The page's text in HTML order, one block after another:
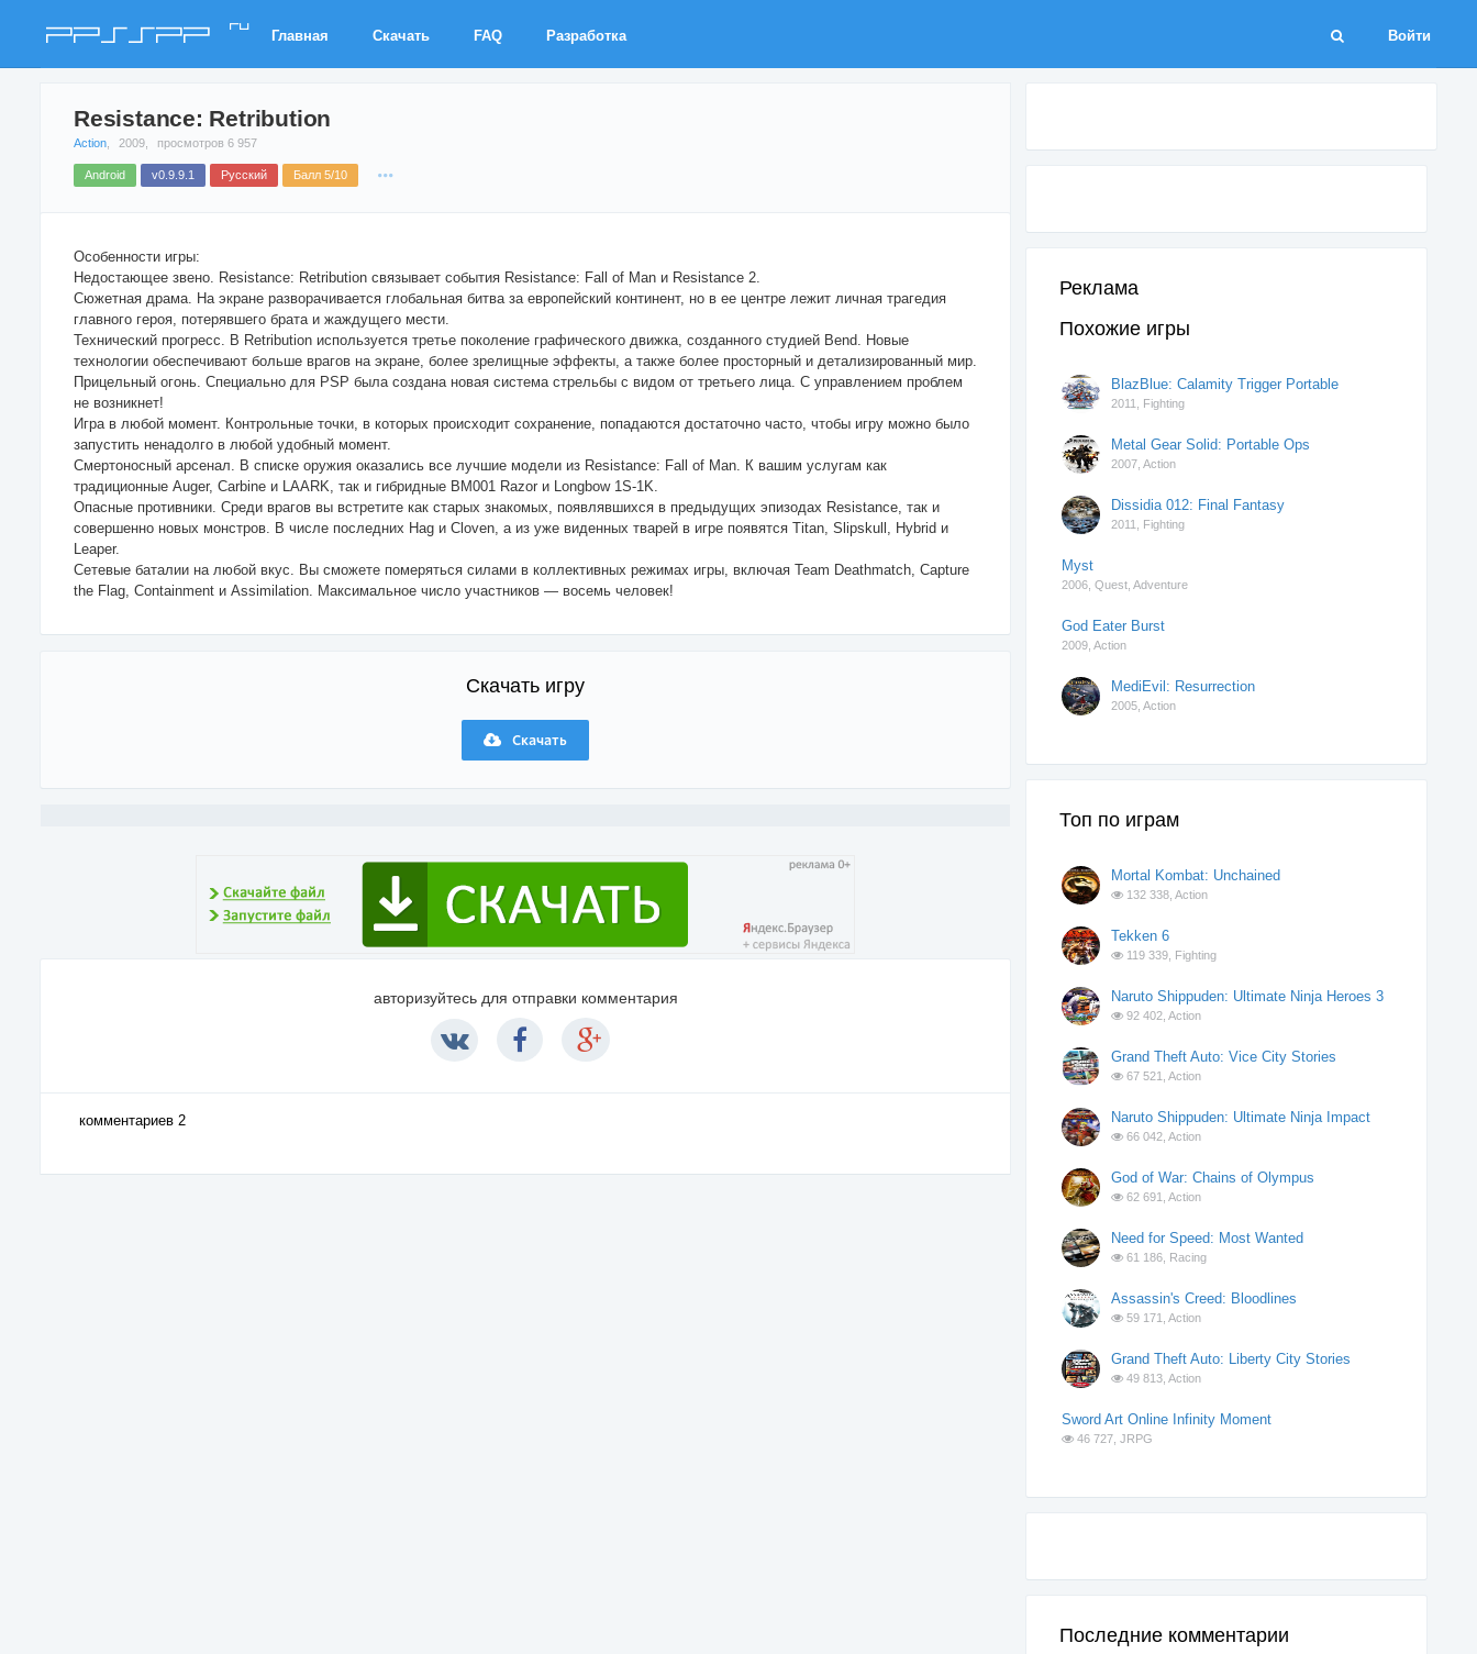
PPSSPP ru
Главная Скачать FAQ Разработка Войти
Resistance: Retribution
Action 2009, просмотров 6 957
Android v0.9.9.1 Русский Балл 5/10
Особенности игры:
Недостающее звено. Resistance: Retribution связывает события Resistance: Fall of Man и Resistance 2.
Сюжетная драма. На экране разворачивается глобальная битва за европейский континент, но в ее центре лежит личная трагедия
главного героя, потерявшего брата и жаждущего мести.
Технический прогресс. В Retribution используется третье поколение графического движка, созданного студией Bend. Новые
технологии обеспечивают больше врагов на экране, более зрелищные эффекты, а также более просторный и детализированный мир.
Прицельный огонь. Специально для PSP была создана новая система стрельбы с видом от третьего лица. С управлением проблем
не возникнет!
Игра в любой момент. Контрольные точки, в которых происходит сохранение, попадаются достаточно часто, чтобы игру можно было
запустить ненадолго в любой удобный момент.
Смертоносный арсенал. В списке оружия оказались все лучшие модели из Resistance: Fall of Man. К вашим услугам как
традиционные Auger, Carbine и LAARK, так и гибридные BM001 Razor и Longbow 1S-1K.
Опасные противники. Среди врагов вы встретите как старых знакомых, появлявшихся в предыдущих эпизодах Resistance, так и
совершенно новых монстров. В числе последних Hag и Cloven, а из уже виденных тварей в игре появятся Titan, Slipskull, Hybrid и
Leaper.
Сетевые баталии на любой вкус. Вы сможете померяться силами в коллективных режимах игры, включая Team Deathmatch, Capture
the Flag, Containment и Assimilation. Максимальное число участников — восемь человек!
Скачать игру
Скачать
авторизуйтесь для отправки комментария
комментариев 2
Реклама
Похожие игры
BlazBlue: Calamity Trigger Portable
2011, Fighting
Metal Gear Solid: Portable Ops
2007,Action
Dissidia 012: Final Fantasy
2011, Fighting
Myst
2006,Quest ,Adventure
God Eater Burst
2009,Action
MediEvil: Resurrection
2005,Action
Топ по играм
Mortal Kombat: Unchained
132 338,Action
Tekken 6
119 339, Fighting
Naruto Shippuden: Ultimate Ninja Heroes 3
92 402,Action
Grand Theft Auto: Vice City Stories
67 521,Action
Naruto Shippuden: Ultimate Ninja Impact
66 042,Action
God of War: Chains of Olympus
62 691,Action
Need for Speed: Most Wanted
61 186, Racing
Assassin's Creed: Bloodlines
59 171,Action
Grand Theft Auto: Liberty City Stories
49 813,Action
Sword Art Online Infinity Moment
46 727,JRPG
Последние комментарии